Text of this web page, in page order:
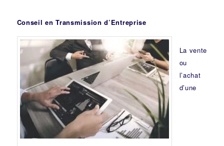
Conseil en Transmission d’Entreprise
La vente
ou
l’achat
d’une